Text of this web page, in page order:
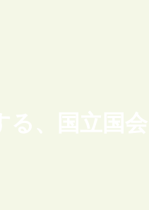
る、国立国